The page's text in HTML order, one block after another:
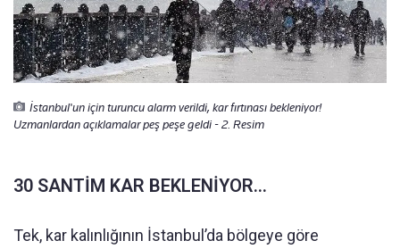
İstanbul'un için turuncu alarm verildi, kar fırtınası bekleniyor!
Uzmanlardan açıklamalar peş peşe geldi - 2. Resim
30 SANTİM KAR BEKLENİYOR...
Tek, kar kalınlığının İstanbul’da bölgeye göre